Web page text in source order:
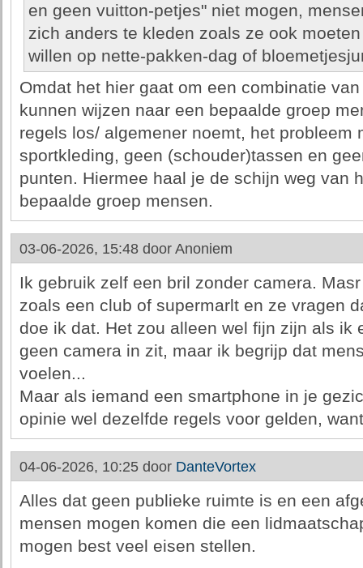
en geen vuitton-petjes" niet mogen,
zich anders te kleden zoals ze ook
willen op nette-pakken-dag of
Omdat het hier gaat om een combinatie
kunnen wijzen naar een bepaalde groep
regels los/ algemener noemt, het probleem
sportkleding, geen (schouder)tassen en
punten. Hiermee haal je de schijn weg van
bepaalde groep mensen.
03-06-2026, 15:48 door Anoniem
Ik gebruik zelf een bril zonder camera.
zoals een club of supermarlt en ze vragen
doe ik dat. Het zou alleen wel fijn zijn als ik
geen camera in zit, maar ik begrijp dat
voelen...
Maar als iemand een smartphone in je
opinie wel dezelfde regels voor gelden,
04-06-2026, 10:25 door DanteVortex
Alles dat geen publieke ruimte is en een
mensen mogen komen die een
mogen best veel eisen stellen.